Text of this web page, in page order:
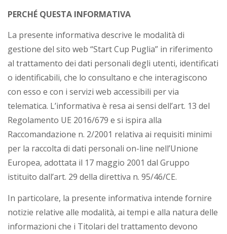
PERCHÉ QUESTA INFORMATIVA
La presente informativa descrive le modalità di
gestione del sito web “Start Cup Puglia” in riferimento
al trattamento dei dati personali degli utenti, identificati
o identificabili, che lo consultano e che interagiscono
con esso e con i servizi web accessibili per via
telematica. L’informativa è resa ai sensi dell’art. 13 del
Regolamento UE 2016/679 e si ispira alla
Raccomandazione n. 2/2001 relativa ai requisiti minimi
per la raccolta di dati personali on-line nell’Unione
Europea, adottata il 17 maggio 2001 dal Gruppo
istituito dall’art. 29 della direttiva n. 95/46/CE.
In particolare, la presente informativa intende fornire
notizie relative alle modalità, ai tempi e alla natura delle
informazioni che i Titolari del trattamento devono